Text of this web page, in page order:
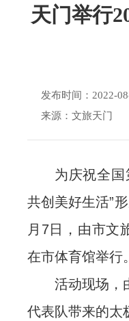
天门举行
发布时间：2022-
来源：文旅天门
为庆祝全国
共创美好生活”
月7日，由市文
在市体育馆举行。
活动现场，
代表队带来的太